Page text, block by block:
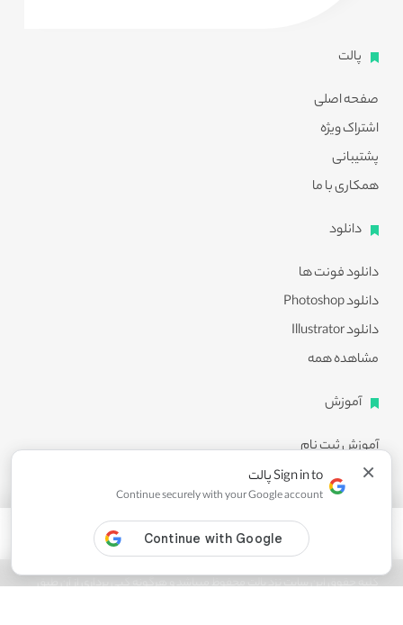
پالت
صفحه اصلی
اشتراک ویژه
پشتیبانی
همکاری با ما
دانلود
دانلود فونت ها
دانلود Photoshop
دانلود Illustrator
مشاهده همه
آموزش
آموزش ثبت نام
آموزش دانلود
آموزش ویرایش طرح ها
مشاهده همه
کلیه حقوق این سایت نزد پالت محفوظ میباشد و هرگونه کپی برداری از آن طبق
× Sign in to پالت
Continue securely with your Google account